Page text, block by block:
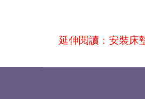
延伸閱讀：安裝床